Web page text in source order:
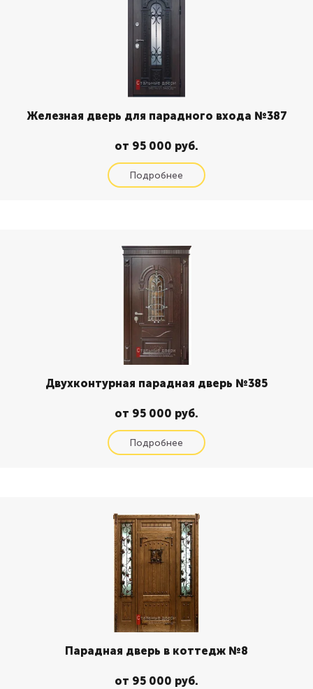
Железная дверь для парадного входа №387
от 95 000 руб.
Двухконтурная парадная дверь №385
от 95 000 руб.
Парадная дверь в коттедж №8
от 95 000 руб.